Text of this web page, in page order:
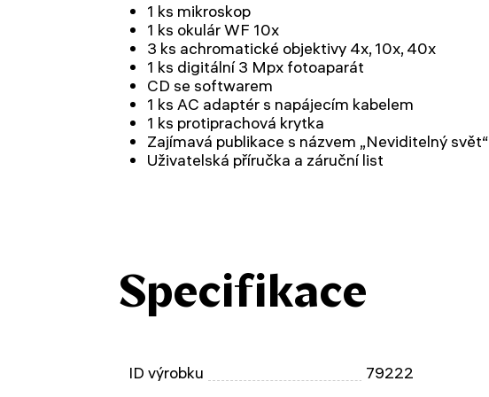
1 ks mikroskop
1 ks okulár WF 10x
3 ks achromatické objektivy 4x, 10x, 40x
1 ks digitální 3 Mpx fotoaparát
CD se softwarem
1 ks AC adaptér s napájecím kabelem
1 ks protiprachová krytka
Zajímavá publikace s názvem „Neviditelný svět“
Uživatelská příručka a záruční list
Specifikace
ID výrobku 79222